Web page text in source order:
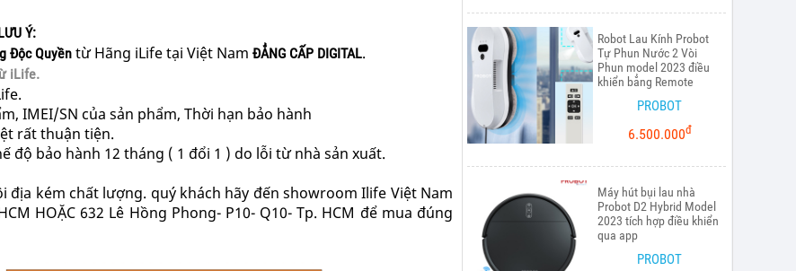
Ý:
Độc Quyền từ Hãng iLife tại Việt Nam ĐẲNG CẤP DIGITAL.
iLife.
IMEI/SN của sản phẩm, Thời hạn bảo hành
rất thuận tiện.
độ bảo hành 12 tháng ( 1 đổi 1 ) do lỗi từ nhà sản xuất.
kém chất lượng. quý khách hãy đến showroom Ilife Việt Nam
HOẶC 632 Lê Hồng Phong- P10- Q10- Tp. HCM để mua đúng
Robot Lau Kính Probot
Tự Phun Nước 2 Vòi
Phun model 2023 điều
khiển bẳng Remote
PROBOT
6.500.000đ
Máy hút bụi lau nhà
Probot D2 Hybrid Model
2023 tích hợp điều khiển
qua app
PROBOT